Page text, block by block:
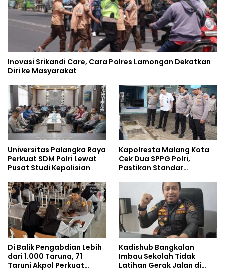
Inovasi Srikandi Care, Cara Polres Lamongan Dekatkan
Diri ke Masyarakat
Universitas Palangka Raya
Perkuat SDM Polri Lewat
Pusat Studi Kepolisian
Kapolresta Malang Kota
Cek Dua SPPG Polri,
Pastikan Standar
Pengelolaan Limbah
Berjalan Optimal
Di Balik Pengabdian Lebih
dari 1.000 Taruna, 71
Taruni Akpol Perkuat
Kadishub Bangkalan
Imbau Sekolah Tidak
Latihan Gerak Jalan di